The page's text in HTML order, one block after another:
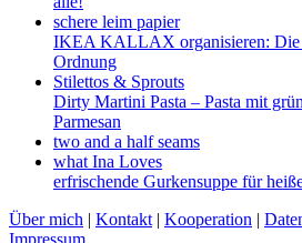
schere leim papier
IKEA KALLAX organisieren: Die
Ordnung
Stilettos & Sprouts
Dirty Martini Pasta – Pasta mit
Parmesan
two and a half seams
what Ina Loves
erfrischende Gurkensuppe für
Über mich | Kontakt | Kooperation |